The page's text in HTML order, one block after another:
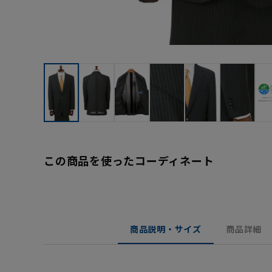
この商品を使ったコーディネート
商品説明・サイズ 商品詳細